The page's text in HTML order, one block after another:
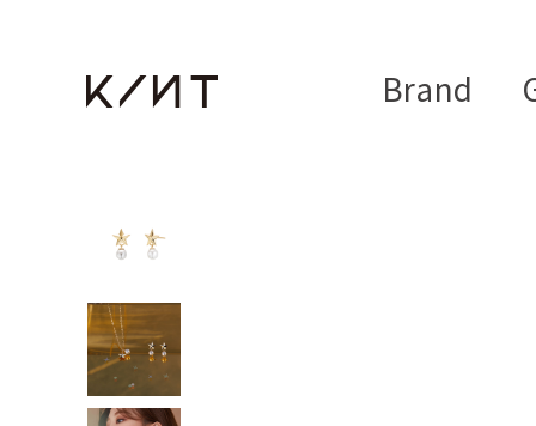
Brand